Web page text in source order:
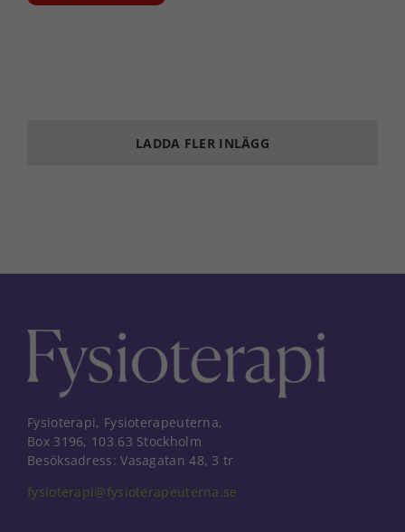
LADDA FLER INLÄGG
Fysioterapi, Fysioterapeuterna,
Box 3196, 103 63 Stockholm
Besöksadress: Vasagatan 48, 3 tr
fysioterapi@fysioterapeuterna.se